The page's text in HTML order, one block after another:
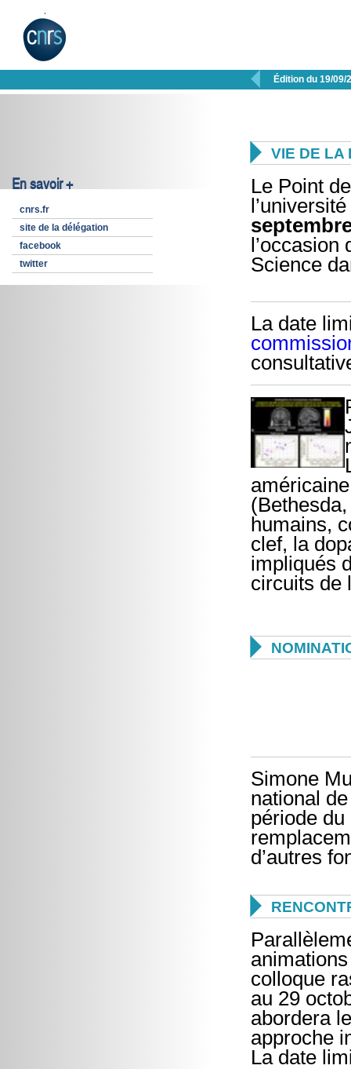
 Édition du 19/09/
En savoir +
cnrs.fr
site de la délégation
facebook
twitter
 VIE DE LA
Le Point
Science
La date
humains,
clef, la
impliqués
circuits de

Simone
national
période
d’autres

colloque
au 29
abordera
approche
La date